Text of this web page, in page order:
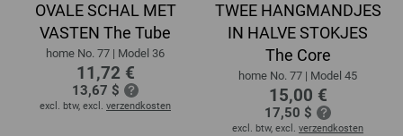
OVALE SCHAL MET
VASTEN The Tube
home No. 77 | Model 36
11,72 €
13,67 $
excl. btw, excl. verzendkosten
TWEE HANGMANDJES
IN HALVE STOKJES
The Core
home No. 77 | Model 45
15,00 €
17,50 $
excl. btw, excl. verzendkosten